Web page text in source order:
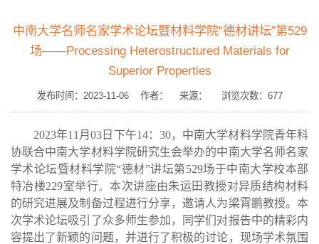
中南大学名师名家学术论坛暨材料学院“德材讲坛”第529
场——Processing Heterostructured Materials for
Superior Properties
发布时间：2023-11-06 作者： 来源： 浏览次数： 677
2023年11 月03 日下午14： 30， 中南大学材料学院青年科
协联合中南大学材料学院研究生会举办的中南大学名师名家
学术论坛暨材料学院“德材”讲坛第529场于中南大学校本部
特冶楼229室举行。本次讲座由朱运田教授对异质结构材料
的研究进展及制备过程进行分享，邀请人为梁霄鹏教授。本
次学术论坛吸引了众多师生参加，同学们对报告中的精彩内
容提出了新颖的问题，并进行了积极的讨论，现场学术氛围